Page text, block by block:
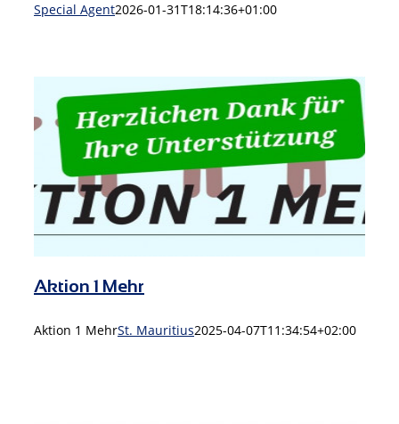
Special Agent2026-01-31T18:14:36+01:00
Aktion 1 Mehr
Aktion 1 MehrSt. Mauritius2025-04-07T11:34:54+02:00